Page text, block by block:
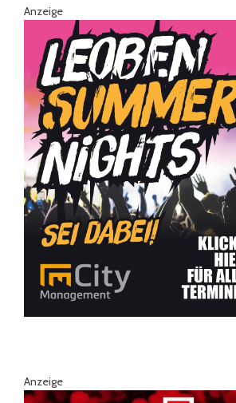
Anzeige
Anzeige